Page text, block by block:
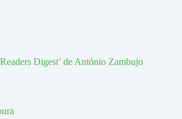
Digest’ de António Zambujo